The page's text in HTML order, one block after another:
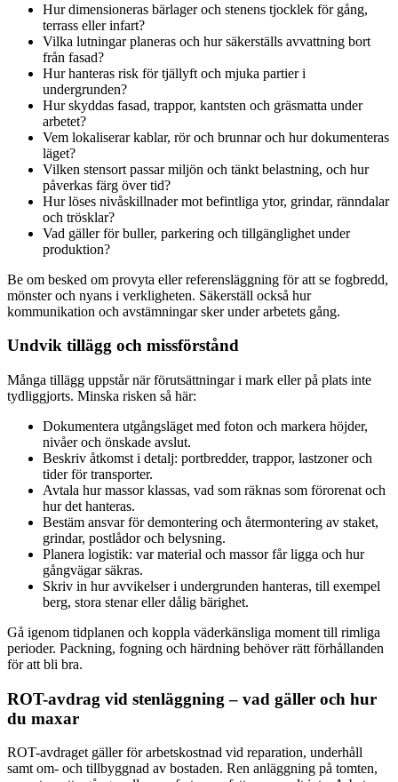
Hur dimensioneras bärlager och stenens tjocklek för gång,
terrass eller infart?
Vilka lutningar planeras och hur säkerställs avvattning bort
från fasad?
Hur hanteras risk för tjällyft och mjuka partier i
undergrunden?
Hur skyddas fasad, trappor, kantsten och gräsmatta under
arbetet?
Vem lokaliserar kablar, rör och brunnar och hur dokumenteras
läget?
Vilken stensort passar miljön och tänkt belastning, och hur
påverkas färg över tid?
Hur löses nivåskillnader mot befintliga ytor, grindar, ränndalar
och trösklar?
Vad gäller för buller, parkering och tillgänglighet under
produktion?
Be om besked om provyta eller referensläggning för att se fogbredd,
mönster och nyans i verkligheten. Säkerställ också hur
kommunikation och avstämningar sker under arbetets gång.
Undvik tillägg och missförstånd
Många tillägg uppstår när förutsättningar i mark eller på plats inte
tydliggjorts. Minska risken så här:
Dokumentera utgångsläget med foton och markera höjder,
nivåer och önskade avslut.
Beskriv åtkomst i detalj: portbredder, trappor, lastzoner och
tider för transporter.
Avtala hur massor klassas, vad som räknas som förorenat och
hur det hanteras.
Bestäm ansvar för demontering och återmontering av staket,
grindar, postlådor och belysning.
Planera logistik: var material och massor får ligga och hur
gångvägar säkras.
Skriv in hur avvikelser i undergrunden hanteras, till exempel
berg, stora stenar eller dålig bärighet.
Gå igenom tidplanen och koppla väderkänsliga moment till rimliga
perioder. Packning, fogning och härdning behöver rätt förhållanden
för att bli bra.
ROT-avdrag vid stenläggning – vad gäller och hur
du maxar
ROT-avdraget gäller för arbetskostnad vid reparation, underhåll
samt om- och tillbyggnad av bostaden. Ren anläggning på tomten,